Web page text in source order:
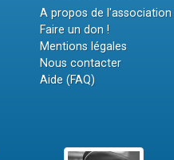
A propos de l'association
Faire un don !
Mentions légales
Nous contacter
Aide (FAQ)